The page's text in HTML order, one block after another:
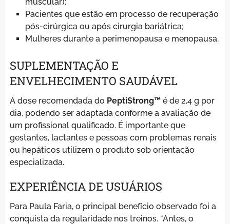
Pacientes que estão em processo de recuperação
pós-cirúrgica ou após cirurgia bariátrica;
Mulheres durante a perimenopausa e menopausa.
SUPLEMENTAÇÃO E
ENVELHECIMENTO SAUDÁVEL
A dose recomendada do PeptiStrong™é de 2,4 g por
dia, podendo ser adaptada conforme a avaliação de
um profissional qualificado. É importante que
gestantes, lactantes e pessoas com problemas renais
ou hepáticos utilizem o produto sob orientação
especializada.
EXPERIÊNCIA DE USUÁRIOS
Para Paula Faria, o principal benefício observado foi a
conquista da regularidade nos treinos. “Antes, o